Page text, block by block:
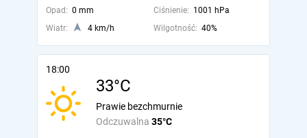
Opad: 0 mm Ciśnienie: 1001 hPa
Wiatr:
4 km/h Wilgotność: 40%
18:00
33°C
Odczuwalna 35°C
Prawie bezchmurnie